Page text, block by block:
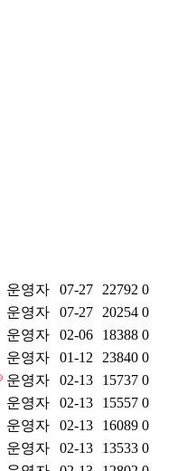
운영자 07-27 22792 0
운영자 07-27 20254 0
운영자 02-06 18388 0
운영자 01-12 23840 0
운영자 02-13 15737 0
운영자 02-13 15557 0
운영자 02-13 16089 0
운영자 02-13 13533 0